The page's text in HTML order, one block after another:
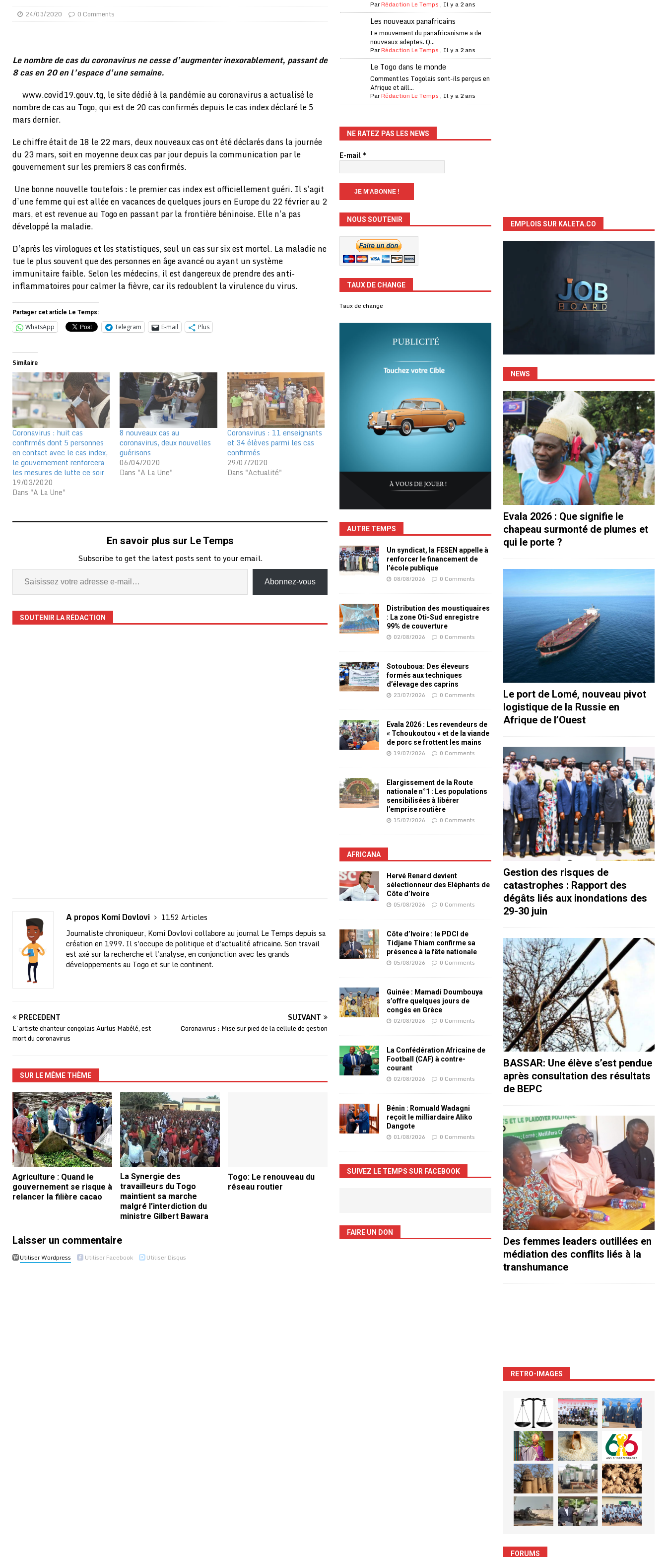
[ 01/08/2026 ] Quatre candidats à la succession d’Infantino à la tête de la FIFA
A LA UNE
[ 01/08/2026 ] Bénin : Romuald Wadagni reçoit le milliardaire Aliko Dangote
[ 31/07/2026 ] Niger : le FMI débloque une bouffée d’oxygène financière
ECONOMIE
[ 31/07/2026 ] Franco Baresi, légendaire défenseur de l’Italie et de l’AC Milan, est mort à 66 ans
MONDE
[ 31/07/2026 ] Bénin : les membres du Sénat installés
A LA UNE
[ 31/07/2026 ]
Projet d’investisseurs à la Fifa: l’UEFA menace à «l’unanimité» d’un boycott des Coupes du monde
[ 08/08/2026 ] Un syndicat, la FESEN appelle à renforcer le financement de l’école publique A LA UNE
24/03/2020 0 Comments
Le nombre de cas du coronavirus ne cesse d’augmenter inexorablement, passant de
8 cas en 20 en l’espace d’une semaine.
www.covid19.gouv.tg, le site dédié à la pandémie au coronavirus a actualisé le
nombre de cas au Togo, qui est de 20 cas confirmés depuis le cas index déclaré le 5
mars dernier.
Le chiffre était de 18 le 22 mars, deux nouveaux cas ont été déclarés dans la journée
du 23 mars, soit en moyenne deux cas par jour depuis la communication par le
gouvernement sur les premiers 8 cas confirmés.
Une bonne nouvelle toutefois : le premier cas index est officiellement guéri. Il s’agit
d’une femme qui est allée en vacances de quelques jours en Europe du 22 février au 2
mars, et est revenue au Togo en passant par la frontière béninoise. Elle n’a pas
développé la maladie.
D’après les virologues et les statistiques, seul un cas sur six est mortel. La maladie ne
tue le plus souvent que des personnes en âge avancé ou ayant un système
immunitaire faible. Selon les médecins, il est dangereux de prendre des anti-
inflammatoires pour calmer la fièvre, car ils redoublent la virulence du virus.
Partager cet article Le Temps:
WhatsApp Telegram E-mail Plus
Similaire
Coronavirus : huit cas
confirmés dont 5 personnes
en contact avec le cas index,
le gouvernement renforcera
les mesures de lutte ce soir
19/03/2020
Dans "A La Une"
8 nouveaux cas au
coronavirus, deux nouvelles
guérisons
06/04/2020
Dans "A La Une"
Coronavirus : 11 enseignants
et 34 élèves parmi les cas
confirmés
29/07/2020
Dans "Actualité"
En savoir plus sur Le Temps
Subscribe to get the latest posts sent to your email.
Abonnez-vous
SOUTENIR LA RÉDACTION
A propos Komi Dovlovi
1152 Articles
Journaliste chroniqueur, Komi Dovlovi collabore au journal Le Temps depuis sa
création en 1999. Il s'occupe de politique et d'actualité africaine. Son travail
est axé sur la recherche et l'analyse, en conjonction avec les grands
développements au Togo et sur le continent.
PRÉCÉDENT
L’artiste chanteur congolais Aurlus Mabélé, est
mort du coronavirus
SUIVANT
Coronavirus : Mise sur pied de la cellule de gestion
SUR LE MÊME THÈME
Agriculture : Quand le
gouvernement se risque à
relancer la filière cacao
La Synergie des
travailleurs du Togo
maintient sa marche
malgré l’interdiction du
ministre Gilbert Bawara
Togo: Le renouveau du
réseau routier
Laisser un commentaire
Utiliser Wordpress Utiliser Facebook Utiliser Disqus
ParRédaction Le Temps , Il y a 2 ans
Les nouveaux panafricains
Le mouvement du panafricanisme a de
nouveaux adeptes. Q...
ParRédaction Le Temps , Il y a 2 ans
Le Togo dans le monde
Comment les Togolais sont-ils perçus en
Afrique et aill...
ParRédaction Le Temps , Il y a 2 ans
NE RATEZ PAS LES NEWS
E-mail*
NOUS SOUTENIR
TAUX DE CHANGE
Taux de change
AUTRE TEMPS
Un syndicat, la FESEN appelle à
renforcer le financement de
l’école publique
08/08/2026 0 Comments
Distribution des moustiquaires
: La zone Oti-Sud enregistre
99% de couverture
02/08/2026 0 Comments
Sotouboua: Des éleveurs
formés aux techniques
d’élevage des caprins
23/07/2026 0 Comments
Evala 2026 : Les revendeurs de
« Tchoukoutou » et de la viande
de porc se frottent les mains
19/07/2026 0 Comments
Elargissement de la Route
nationale n°1 : Les populations
sensibilisées à libérer
l’emprise routière
15/07/2026 0 Comments
AFRICANA
Hervé Renard devient
sélectionneur des Eléphants de
Côte d’Ivoire
05/08/2026 0 Comments
Côte d’Ivoire : le PDCI de
Tidjane Thiam confirme sa
présence à la fête nationale
05/08/2026 0 Comments
Guinée : Mamadi Doumbouya
s’offre quelques jours de
congés en Grèce
02/08/2026 0 Comments
La Confédération Africaine de
Football (CAF) à contre-
courant
02/08/2026 0 Comments
Bénin : Romuald Wadagni
reçoit le milliardaire Aliko
Dangote
01/08/2026 0 Comments
SUIVEZ LE TEMPS SUR FACEBOOK
FAIRE UN DON
EMPLOIS SUR KALETA.CO
NEWS
Evala 2026 : Que signifie le
chapeau surmonté de plumes et
qui le porte ?
Le port de Lomé, nouveau pivot
logistique de la Russie en
Afrique de l’Ouest
Gestion des risques de
catastrophes : Rapport des
dégâts liés aux inondations des
29-30 juin
BASSAR: Une élève s’est pendue
après consultation des résultats
de BEPC
Des femmes leaders outillées en
médiation des conflits liés à la
transhumance
RETRO-IMAGES
FORUMS